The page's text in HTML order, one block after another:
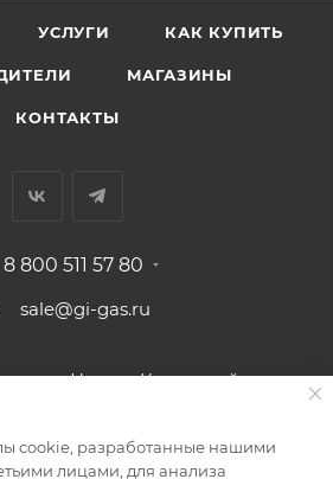
УСЛУГИ КАК КУПИТЬ
МАГАЗИНЫ
КОНТАКТЫ
8 800 511 57 80
sale@gi-gas.ru
Челны, Казанский
НА РАССЫЛКУ
cookie, разработанные нашими
лицами, для анализа